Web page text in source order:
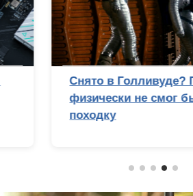
Снято в Голливуде?
физически не смог бы
походку